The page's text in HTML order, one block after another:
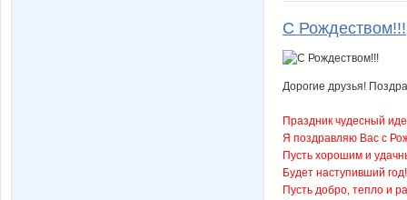
С Рождеством!!!
Дорогие друзья!
Праздник чудесный
Я поздравляю Вас с
Пусть хорошим и
Будет наступивший год!
Пусть добро, тепло и